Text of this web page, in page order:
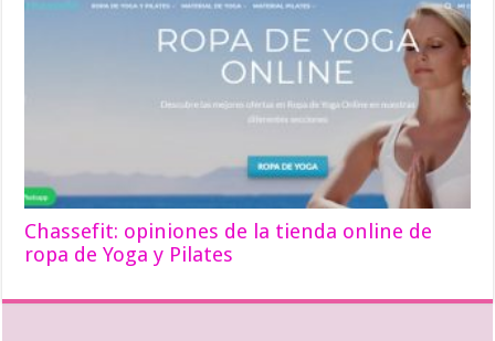
Chassefit: opiniones de la tienda online de
ropa de Yoga y Pilates